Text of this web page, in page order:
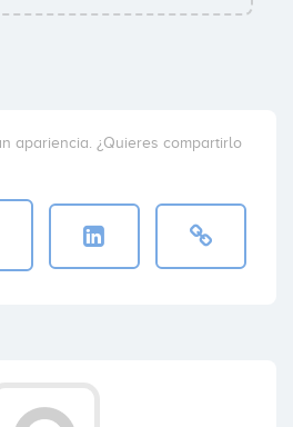
apariencia. ¿Quieres compartirlo